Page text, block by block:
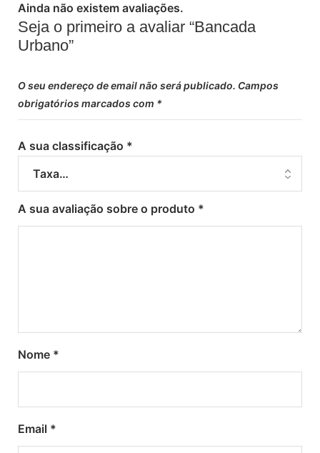
Ainda não existem avaliações.
Seja o primeiro a avaliar “Bancada
Urbano”
O seu endereço de email não será publicado. Campos
obrigatórios marcados com *
A sua classificação *
A sua avaliação sobre o produto *
Nome *
Email *